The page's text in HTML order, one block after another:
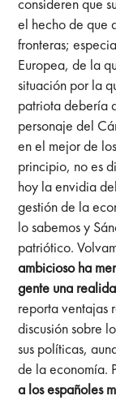
el hecho de que
fronteras;
Europea, de la
situación por la
patriota debería
personaje del
en el mejor de
principio, no es
hoy la envidia
gestión de la
lo sabemos y
patriótico.
ambicioso ha
gente una
reporta ventajas
discusión sobre
sus políticas,
de la economía.
a los españoles